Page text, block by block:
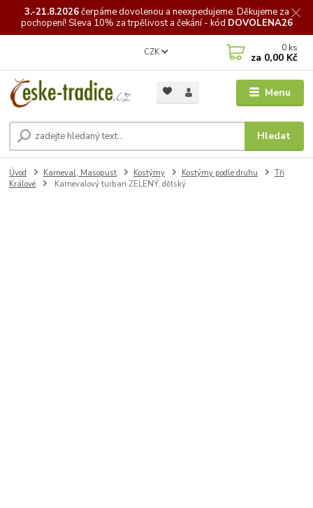
3.-21.8.2026čerpámedovolenou a neexpedujeme. Děkujeme za
pochopení! Sleva 10% za trpělivost a čekání - kód DOVOLENA26
Menu
CZK
Hledat
0 ks
za 0,00 Kč
Úvod Karneval, Masopust Kostýmy Kostýmy podle druhu
Tři
Králové
Karnevalový turban ZELENÝ, dětský